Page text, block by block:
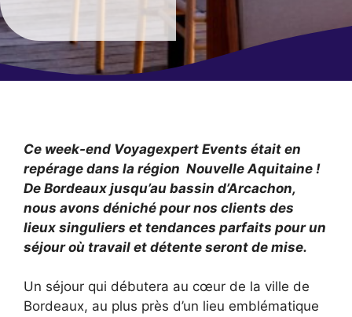
Ce week-end Voyagexpert Events était en
repérage dans la région Nouvelle Aquitaine !
De Bordeaux jusqu’au bassin d’Arcachon,
nous avons déniché pour nos clients des
lieux singuliers et tendances parfaits pour un
séjour où travail et détente seront de mise.
Un séjour qui débutera au cœur de la ville de
Bordeaux, au plus près d’un lieu emblématique